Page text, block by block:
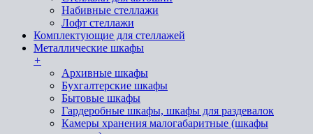
Набивные стеллажи
Лофт стеллажи
Комплектующие для стеллажей
Металлические шкафы
+
Архивные шкафы
Бухгалтерские шкафы
Бытовые шкафы
Гардеробные шкафы, шкафы для раздевалок
Камеры хранения малогабаритные (шкафы